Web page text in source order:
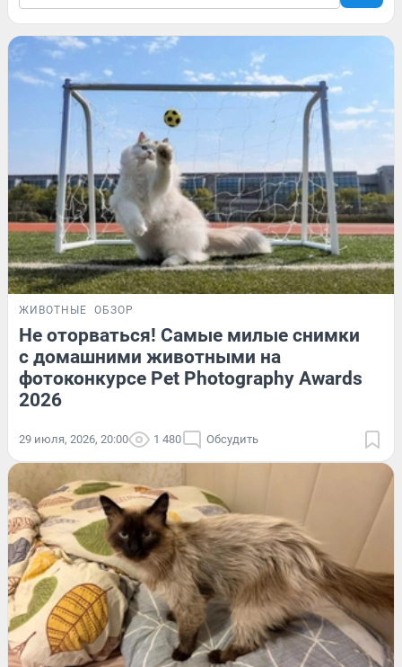
ЖИВОТНЫЕ ОБЗОР
Не оторваться! Самые милые снимки
с домашними животными на
фотоконкурсе Pet Photography Awards
2026
29 июля, 2026, 20:00 1 480 Обсудить